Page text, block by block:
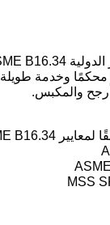
محكمًا وخدمة
والمكبس.